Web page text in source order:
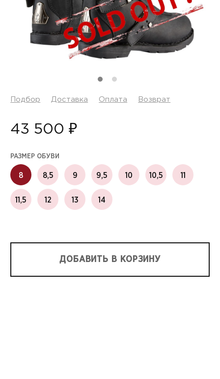
Подбор Доставка Оплата Возврат
43 500 ₽
РАЗМЕР ОБУВИ
8 8,5 9 9,5 10 10,5 11
11,5 12 13 14
ДОБАВИТЬ В КОРЗИНУ